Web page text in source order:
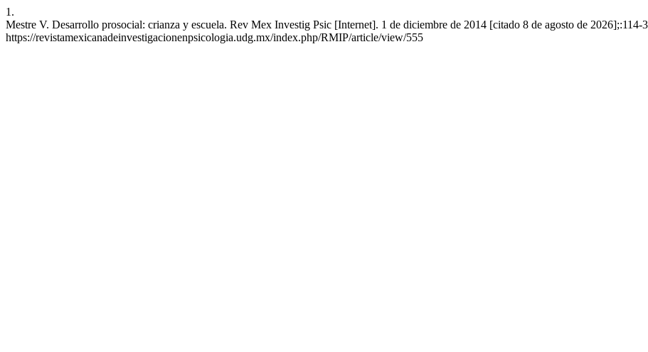
1.
Mestre V. Desarrollo prosocial: crianza y escuela. Rev Mex Investig Psic [Internet]. 1 de diciembre de 2014 [citado 8 de agosto de 2026];:114-
https://revistamexicanadeinvestigacionenpsicologia.udg.mx/index.php/RMIP/article/view/555